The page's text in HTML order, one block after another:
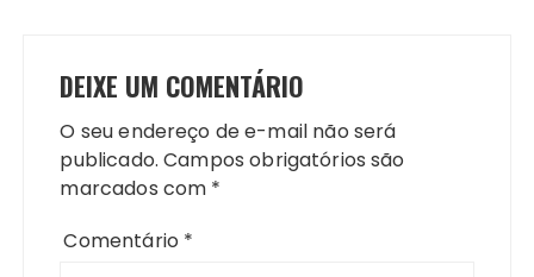
DEIXE UM COMENTÁRIO
O seu endereço de e-mail não será
publicado. Campos obrigatórios são
marcados com *
Comentário *